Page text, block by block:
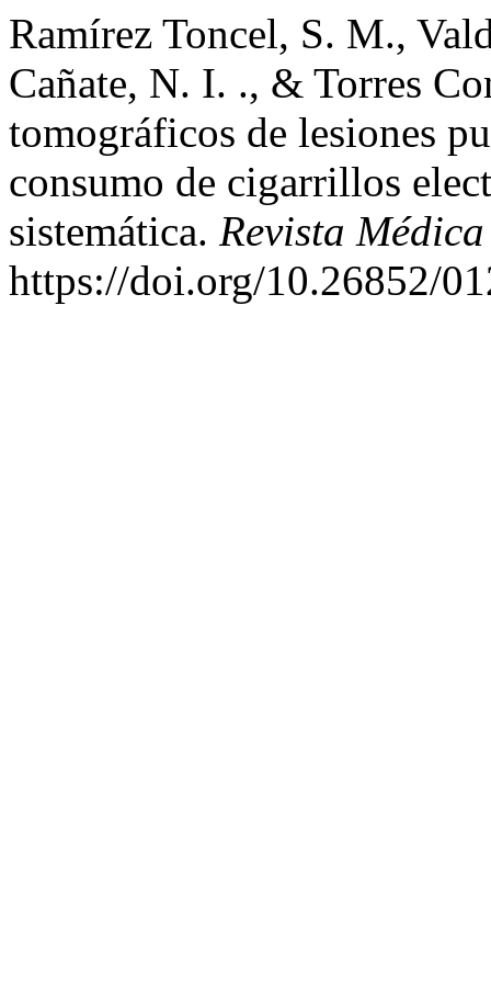
Ramírez Toncel, S. M.,
Cañate, N. I. ., & Torres
tomográficos de lesiones
consumo de cigarrillos
sistemática. Revista
https://doi.org/10.26852/